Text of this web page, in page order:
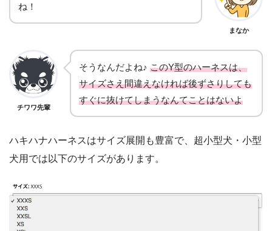
ね！
まなか
チワワ先輩
そうなんだよね♪ このY型のハーネスは、
サイズさえ間違えなければ後ずさりしても
すぐに抜けてしまうなんてことはないよ
ハキハナハーネスはサイズ展開も豊富で、超小型犬・小型
犬用では以下のサイズがあります。